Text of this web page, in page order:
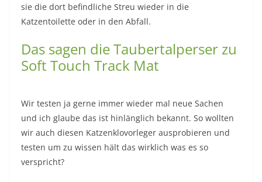
sie die dort befindliche Streu wieder in die
Katzentoilette oder in den Abfall.
Das sagen die Taubertalperser zu
Soft Touch Track Mat
Wir testen ja gerne immer wieder mal neue Sachen
und ich glaube das ist hinlänglich bekannt. So wollten
wir auch diesen Katzenklovorleger ausprobieren und
testen um zu wissen hält das wirklich was es so
verspricht?